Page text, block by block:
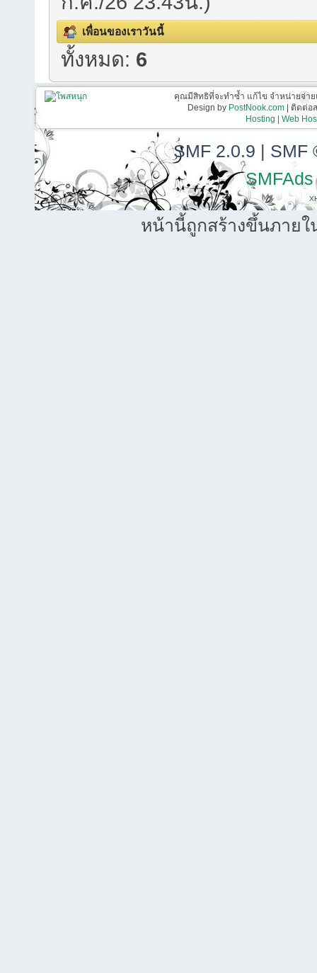
เพื่อนของเราวันนี้
ทั้งหมด: 6
คุณมีสิทธิที่จะทำซ้ำ แก้ไข จำหน่ายจ่า
Design by PostNook.com| ติดต่อส
Hosting | Web
SMF 2.0.9 | SMF
SMFAds
หน้านี้ถูกสร้างขึ้นภายใ